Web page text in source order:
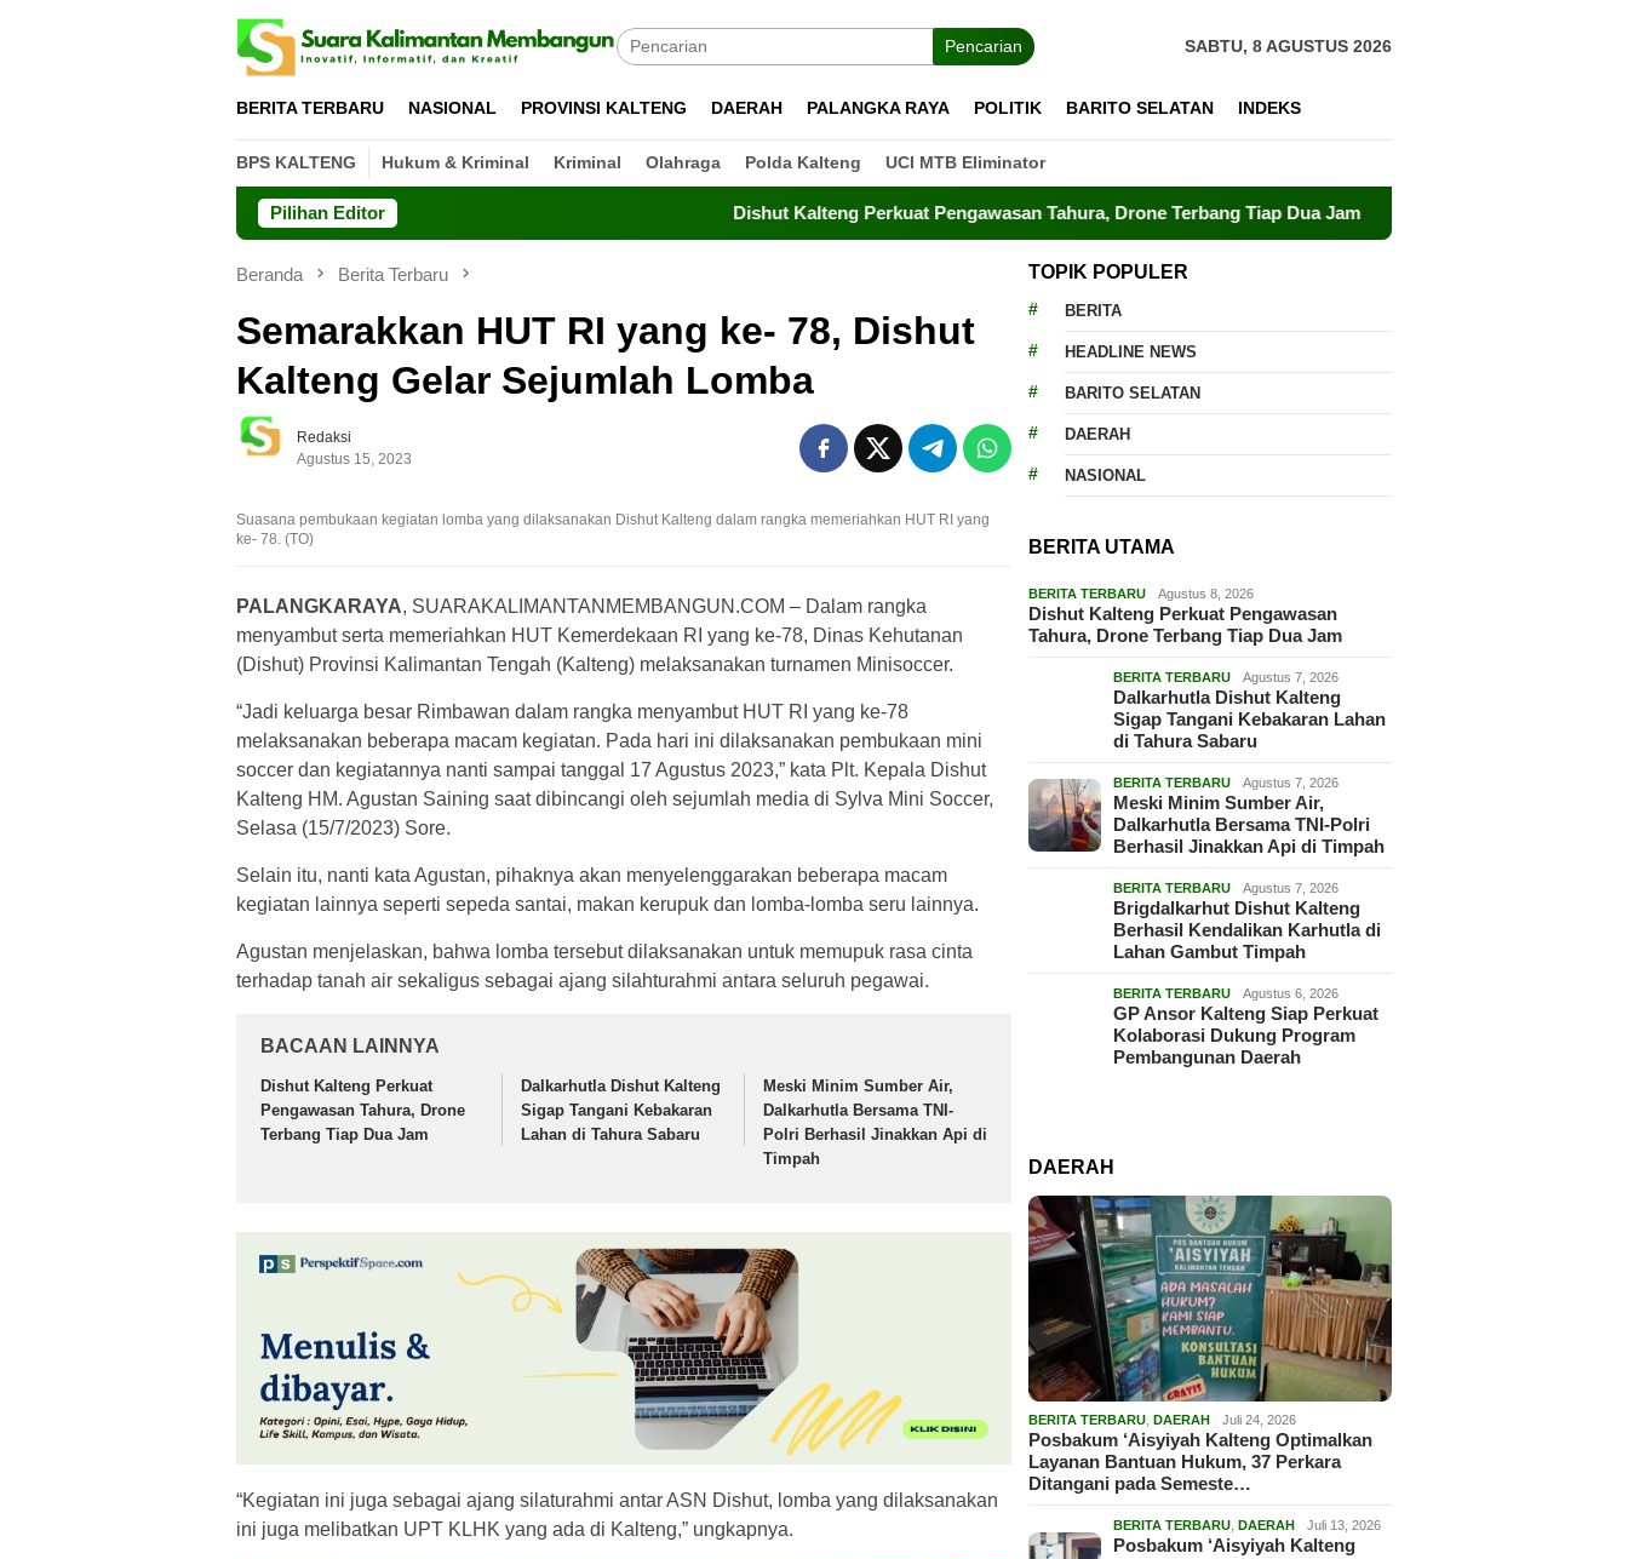
Pencarian SABTU, 8 AGUSTUS 2026
BERITA TERBARU NASIONAL PROVINSI KALTENG DAERAH PALANGKA RAYA POLITIK BARITO SELATAN INDEKS
BPS KALTENG Hukum & Kriminal Kriminal Olahraga Polda Kalteng UCI MTB Eliminator
Pilihan Editor Dishut Kalteng Perkuat Pengawasan Tahura, Drone Terbang Tiap Dua Jam Dalkarhutla Dishut Kalteng
Beranda Berita Terbaru
Semarakkan HUT RI yang ke- 78, Dishut
Kalteng Gelar Sejumlah Lomba
Redaksi
Agustus 15, 2023
Suasana pembukaan kegiatan lomba yang dilaksanakan Dishut Kalteng dalam rangka memeriahkan HUT RI yang
ke- 78. (TO)
PALANGKARAYA, SUARAKALIMANTANMEMBANGUN.COM – Dalam rangka
menyambut serta memeriahkan HUT Kemerdekaan RI yang ke-78, Dinas Kehutanan
(Dishut) Provinsi Kalimantan Tengah (Kalteng) melaksanakan turnamen Minisoccer.
“Jadi keluarga besar Rimbawan dalam rangka menyambut HUT RI yang ke-78
melaksanakan beberapa macam kegiatan. Pada hari ini dilaksanakan pembukaan mini
soccer dan kegiatannya nanti sampai tanggal 17 Agustus 2023,” kata Plt. Kepala Dishut
Kalteng HM. Agustan Saining saat dibincangi oleh sejumlah media di Sylva Mini Soccer,
Selasa (15/7/2023) Sore.
Selain itu, nanti kata Agustan, pihaknya akan menyelenggarakan beberapa macam
kegiatan lainnya seperti sepeda santai, makan kerupuk dan lomba-lomba seru lainnya.
Agustan menjelaskan, bahwa lomba tersebut dilaksanakan untuk memupuk rasa cinta
terhadap tanah air sekaligus sebagai ajang silahturahmi antara seluruh pegawai.
BACAAN LAINNYA
Dishut Kalteng Perkuat
Pengawasan Tahura, Drone
Terbang Tiap Dua Jam
Dalkarhutla Dishut Kalteng
Sigap Tangani Kebakaran
Lahan di Tahura Sabaru
Meski Minim Sumber Air,
Dalkarhutla Bersama TNI-
Polri Berhasil Jinakkan Api di
Timpah
“Kegiatan ini juga sebagai ajang silaturahmi antar ASN Dishut, lomba yang dilaksanakan
ini juga melibatkan UPT KLHK yang ada di Kalteng,” ungkapnya.
TOPIK POPULER
BERITA
HEADLINE NEWS
BARITO SELATAN
DAERAH
NASIONAL
BERITA UTAMA
BERITA TERBARU Agustus 8, 2026
Dishut Kalteng Perkuat Pengawasan
Tahura, Drone Terbang Tiap Dua Jam
BERITA TERBARU Agustus 7, 2026
Dalkarhutla Dishut Kalteng
Sigap Tangani Kebakaran Lahan
di Tahura Sabaru
BERITA TERBARU Agustus 7, 2026
Meski Minim Sumber Air,
Dalkarhutla Bersama TNI-Polri
Berhasil Jinakkan Api di Timpah
BERITA TERBARU Agustus 7, 2026
Brigdalkarhut Dishut Kalteng
Berhasil Kendalikan Karhutla di
Lahan Gambut Timpah
BERITA TERBARU Agustus 6, 2026
GP Ansor Kalteng Siap Perkuat
Kolaborasi Dukung Program
Pembangunan Daerah
DAERAH
BERITA TERBARU ,DAERAH Juli 24, 2026
Posbakum ‘Aisyiyah Kalteng Optimalkan
Layanan Bantuan Hukum, 37 Perkara
Ditangani pada Semeste…
BERITA TERBARU ,DAERAH Juli 13, 2026
Posbakum ‘Aisyiyah Kalteng